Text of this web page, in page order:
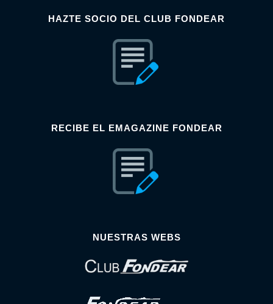
HAZTE SOCIO DEL CLUB FONDEAR
RECIBE EL EMAGAZINE FONDEAR
NUESTRAS WEBS